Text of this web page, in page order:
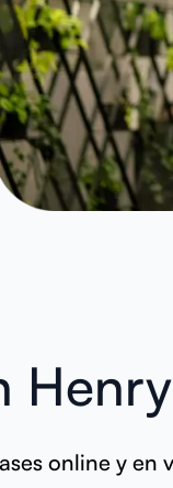
Henry
online y en